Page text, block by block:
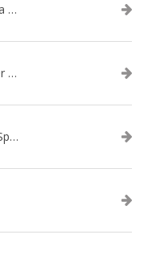
Speak Elevator Pitch: come imparare a gestire una presentazione in inglese
SPEAK TIPS | La rassegna stampa per migliorare l’inglese - febbraio 2026
Speaking the Same Language: come Speak aiuta a rafforzare i team attraverso il Team Building in inglese